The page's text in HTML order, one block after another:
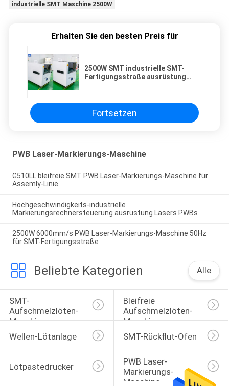
industrielle SMT Maschine 2500W
Erhalten Sie den besten Preis für
2500W SMT industrielle SMT-
Fertigungsstraße ausrüstung
Fortsetzen
PWB Laser-Markierungs-Maschine
G510LL bleifreie SMT PWB Laser-Markierungs-Maschine für
Assemly-Linie
Hochgeschwindigkeits-industrielle
Markierungsrechnersteuerung ausrüstung Lasers PWBs
2500W 6000mm/s PWB Laser-Markierungs-Maschine 50Hz
für SMT-Fertigungsstraße
Beliebte Kategorien Alle
SMT-
Aufschmelzlöten-
Maschine
Bleifreie
Aufschmelzlöten-
Maschine
Wellen-Lötanlage
SMT-Rückflut-Ofen
Lötpastedrucker
PWB Laser-
Markierungs-
Maschine